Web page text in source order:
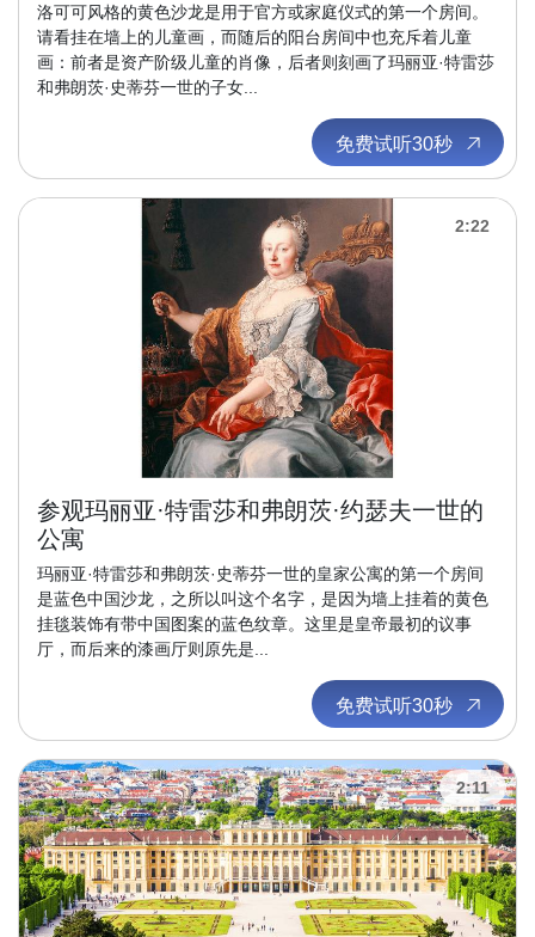
洛可可风格的黄色沙龙是用于官方或家庭仪式的第一个房间。
请看挂在墙上的儿童画，而随后的阳台房间中也充斥着儿童
画：前者是资产阶级儿童的肖像，后者则刻画了玛丽亚·特雷莎
和弗朗茨·史蒂芬一世的子女...
免费试听30秒
2:22
参观玛丽亚·特雷莎和弗朗茨·约瑟夫一世的
公寓
玛丽亚·特雷莎和弗朗茨·史蒂芬一世的皇家公寓的第一个房间
是蓝色中国沙龙，之所以叫这个名字，是因为墙上挂着的黄色
挂毯装饰有带中国图案的蓝色纹章。这里是皇帝最初的议事
厅，而后来的漆画厅则原先是...
免费试听30秒
2:11